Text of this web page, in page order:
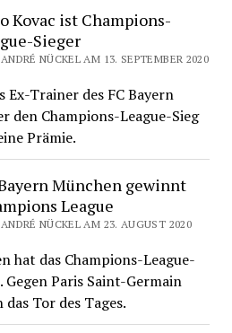
Kovac ist Champions-
Sieger
NÜCKEL AM 13. SEPTEMBER 2020
Ex-Trainer des FC Bayern
den Champions-League-Sieg
Prämie.
München gewinnt
League
NÜCKEL AM 23. AUGUST 2020
hat das Champions-League-
Paris Saint-Germain
Tor des Tages.